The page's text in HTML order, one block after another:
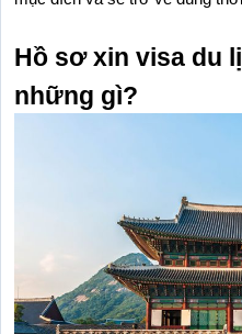
Hồ sơ xin visa du
những gì?